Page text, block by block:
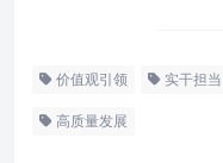
价值观引领 实干担当
高质量发展